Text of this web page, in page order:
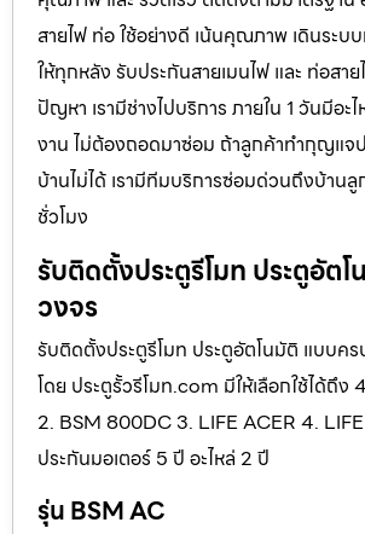
สายไฟ ท่อ ใช้อย่างดี เน้นคุณภาพ เดินระ
ให้ทุกหลัง รับประกันสายเมนไฟ และ ท่อสา
ปัญหา เรามีช่างไปบริการ ภายใน 1 วันมีอะ
งาน ไม่ต้องถอดมาซ่อม ถ้าลูกค้าทำกุญแจ
บ้านไม่ได้ เรามีทีมบริการซ่อมด่วนถึงบ้านลู
ชั่วโมง
รับติดตั้งประตูรีโมท ประตูอัต
วงจร
รับติดตั้งประตูรีโมท ประตูอัตโนมัติ แบบคร
โดย ประตูรั้วรีโมท.com มีให้เลือกใช้ได้ถึง
2. BSM 800DC 3. LIFE ACER 4.
ประกันมอเตอร์ 5 ปี อะไหล่ 2 ปี
รุ่น BSM AC